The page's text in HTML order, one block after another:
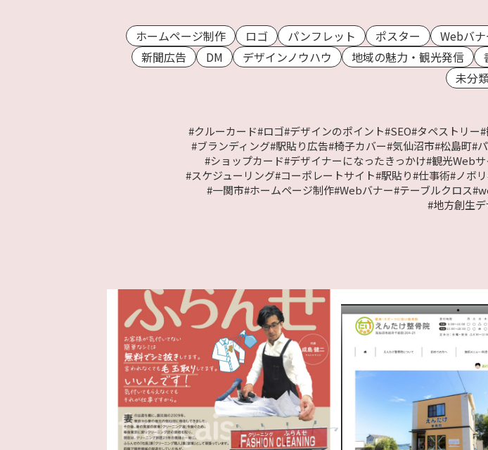
ホームページ制作 ロゴ パンフレット ポスター Webバナ
新聞広告
DM デザインノウハウ 地域の魅力・観光発信
未分
#クルーカード#ロゴ#デザインのポイント#SEO#タペストリー
#ブランディング#駅貼り広告#椅子カバー#気仙沼市#松島町#
#ショップカード#デザイナーになったきっかけ#観光Webサ
#スケジューリング#コーポレートサイト#駅貼り#仕事術#ノボリ
#一関市#ホームページ制作#Webバナー#テーブルクロス
#地方創生